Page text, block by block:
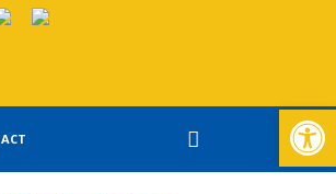
Deschide